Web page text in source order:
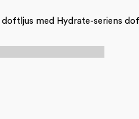
doftljus med Hydrate-seriens